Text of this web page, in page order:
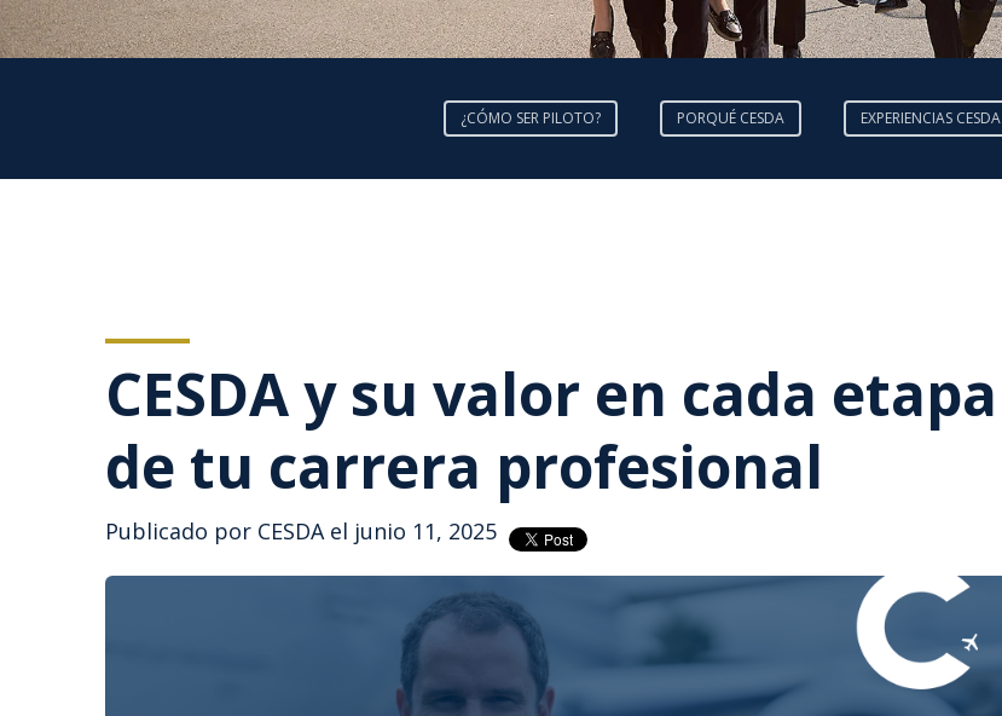
¿CÓMO SER PILOTO? PORQUÉ CESDA EXPERIENCIAS CESDA
CESDA y su valor en cada etapa
de tu carrera profesional
Publicado por CESDAel junio 11, 2025